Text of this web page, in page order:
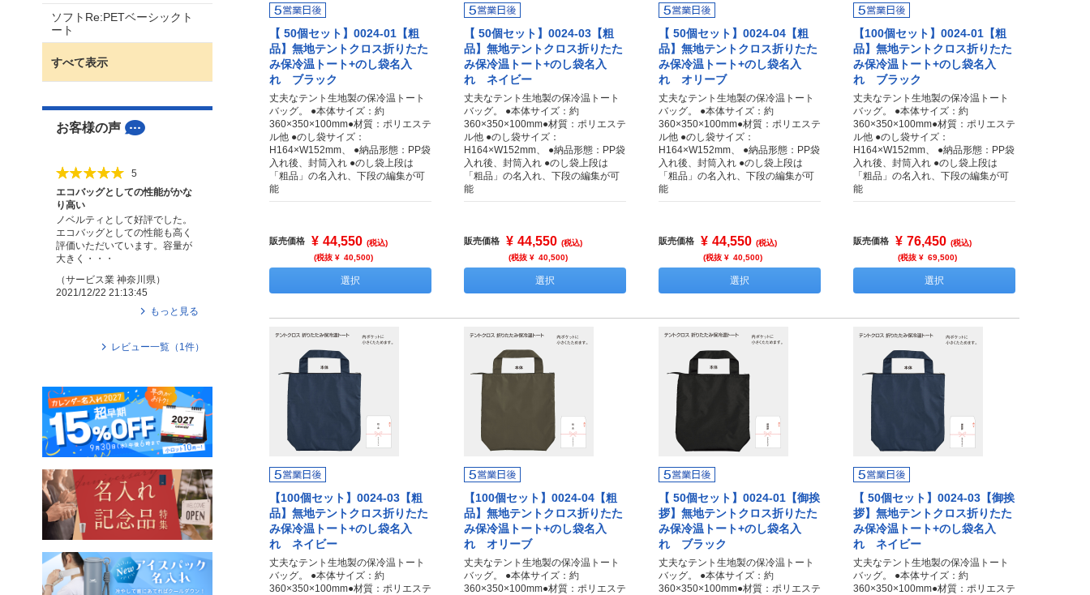
【 50個セット】0024-01【粗
品】無地テントクロス折りたた
み保冷温トート+のし袋名入
れ ブラック
丈夫なテント生地製の保冷温トート
バッグ。 ●本体サイズ：約
360×350×100mm●材質：ポリエステ
ル他 ●のし袋サイズ：
H164×W152mm、 ●納品形態：PP袋
入れ後、封筒入れ ●のし袋上段は
「粗品」の名入れ、下段の編集が可
能
販売価格 ¥ 44,550 (税込)
(税抜 ¥ 40,500)
選択
【 50個セット】0024-03【粗
品】無地テントクロス折りたた
み保冷温トート+のし袋名入
れ ネイビー
丈夫なテント生地製の保冷温トート
バッグ。 ●本体サイズ：約
360×350×100mm●材質：ポリエステ
ル他 ●のし袋サイズ：
H164×W152mm、 ●納品形態：PP袋
入れ後、封筒入れ ●のし袋上段は
「粗品」の名入れ、下段の編集が可
能
販売価格 ¥ 44,550 (税込)
(税抜 ¥ 40,500)
選択
【 50個セット】0024-04【粗
品】無地テントクロス折りたた
み保冷温トート+のし袋名入
れ オリーブ
丈夫なテント生地製の保冷温トート
バッグ。 ●本体サイズ：約
360×350×100mm●材質：ポリエステ
ル他 ●のし袋サイズ：
H164×W152mm、 ●納品形態：PP袋
入れ後、封筒入れ ●のし袋上段は
「粗品」の名入れ、下段の編集が可
能
販売価格 ¥ 44,550 (税込)
(税抜 ¥ 40,500)
選択
【100個セット】0024-01【粗
品】無地テントクロス折りたた
み保冷温トート+のし袋名入
れ ブラック
丈夫なテント生地製の保冷温トート
バッグ。 ●本体サイズ：約
360×350×100mm●材質：ポリエステ
ル他 ●のし袋サイズ：
H164×W152mm、 ●納品形態：PP袋
入れ後、封筒入れ ●のし袋上段は
「粗品」の名入れ、下段の編集が可
能
販売価格 ¥ 76,450 (税込)
(税抜 ¥ 69,500)
選択
【100個セット】0024-03【粗
品】無地テントクロス折りたた
み保冷温トート+のし袋名入
れ ネイビー
丈夫なテント生地製の保冷温トート
バッグ。 ●本体サイズ：約
360×350×100mm●材質：ポリエステ
【100個セット】0024-04【粗
品】無地テントクロス折りたた
み保冷温トート+のし袋名入
れ オリーブ
丈夫なテント生地製の保冷温トート
バッグ。 ●本体サイズ：約
360×350×100mm●材質：ポリエステ
【 50個セット】0024-01【御挨
拶】無地テントクロス折りたた
み保冷温トート+のし袋名入
れ ブラック
丈夫なテント生地製の保冷温トート
バッグ。 ●本体サイズ：約
360×350×100mm●材質：ポリエステ
【 50個セット】0024-03【御挨
拶】無地テントクロス折りたた
み保冷温トート+のし袋名入
れ ネイビー
丈夫なテント生地製の保冷温トート
バッグ。 ●本体サイズ：約
360×350×100mm●材質：ポリエステ
ソフトRe:PETベーシックト
ート
すべて表示
お客様の声
5
エコバッグとしての性能がかな
り高い
ノベルティとして好評でした。
エコバッグとしての性能も高く
評価いただいています。容量が
大きく・・・
（サービス業 神奈川県 ）
2021/12/22 21:13:45
もっと見る
レビュー一覧（ 1 件）